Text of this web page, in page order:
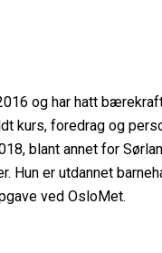
og har hatt
kurs, foredrag og
blant annet for
Hun er utdannet
ved OsloMet.